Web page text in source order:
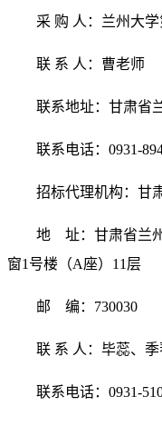
采 购 人： 兰州大
联 系 人： 曹老师
联系地址： 甘肃省
联系电话： 0931-
招标代理机构：甘
地 址：甘肃省兰
窗1号楼（A座）11层
邮 编：730030
联 系 人： 毕蕊、
联系电话：0931-